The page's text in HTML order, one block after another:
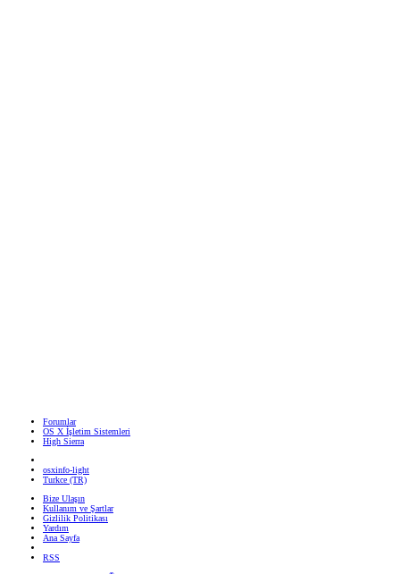
Forumlar
OS X İşletim Sistemleri
High Sierra
osxinfo-light
Turkce (TR)
Bize Ulaşın
Kullanım ve Şartlar
Gizlilik Politikası
Yardım
Ana Sayfa
RSS